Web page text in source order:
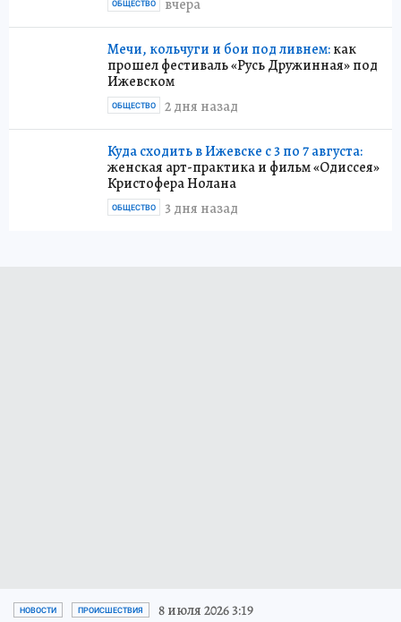
вчера
ОБЩЕСТВО
Мечи, кольчуги и бои под ливнем:как
прошел фестиваль «Русь Дружинная» под
Ижевском
2 дня назад
ОБЩЕСТВО
Куда сходить в Ижевске с 3 по 7 августа:
женская арт-практика и фильм «Одиссея»
Кристофера Нолана
3 дня назад
ОБЩЕСТВО
НОВОСТИ ПРОИСШЕСТВИЯ 8 июля 2026 3:19